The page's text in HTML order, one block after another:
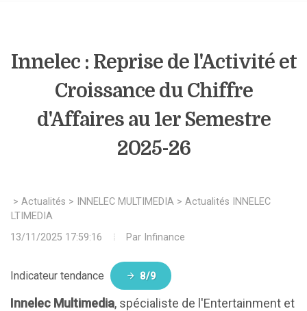
Innelec : Reprise de l'Activité et
Croissance du Chiffre
d'Affaires au 1er Semestre
2025-26
> Actualités > INNELEC MULTIMEDIA > Actualités INNELEC
13/11/2025 17:59:16
Par Infinance
Indicateur tendance 8/9
Innelec Multimedia, spécialiste de l'Entertainment et